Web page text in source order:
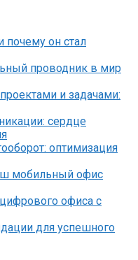
почему он стал
проводник в мир
и задачами:
сердце
оптимизация
мобильный офис
офиса с
для успешного